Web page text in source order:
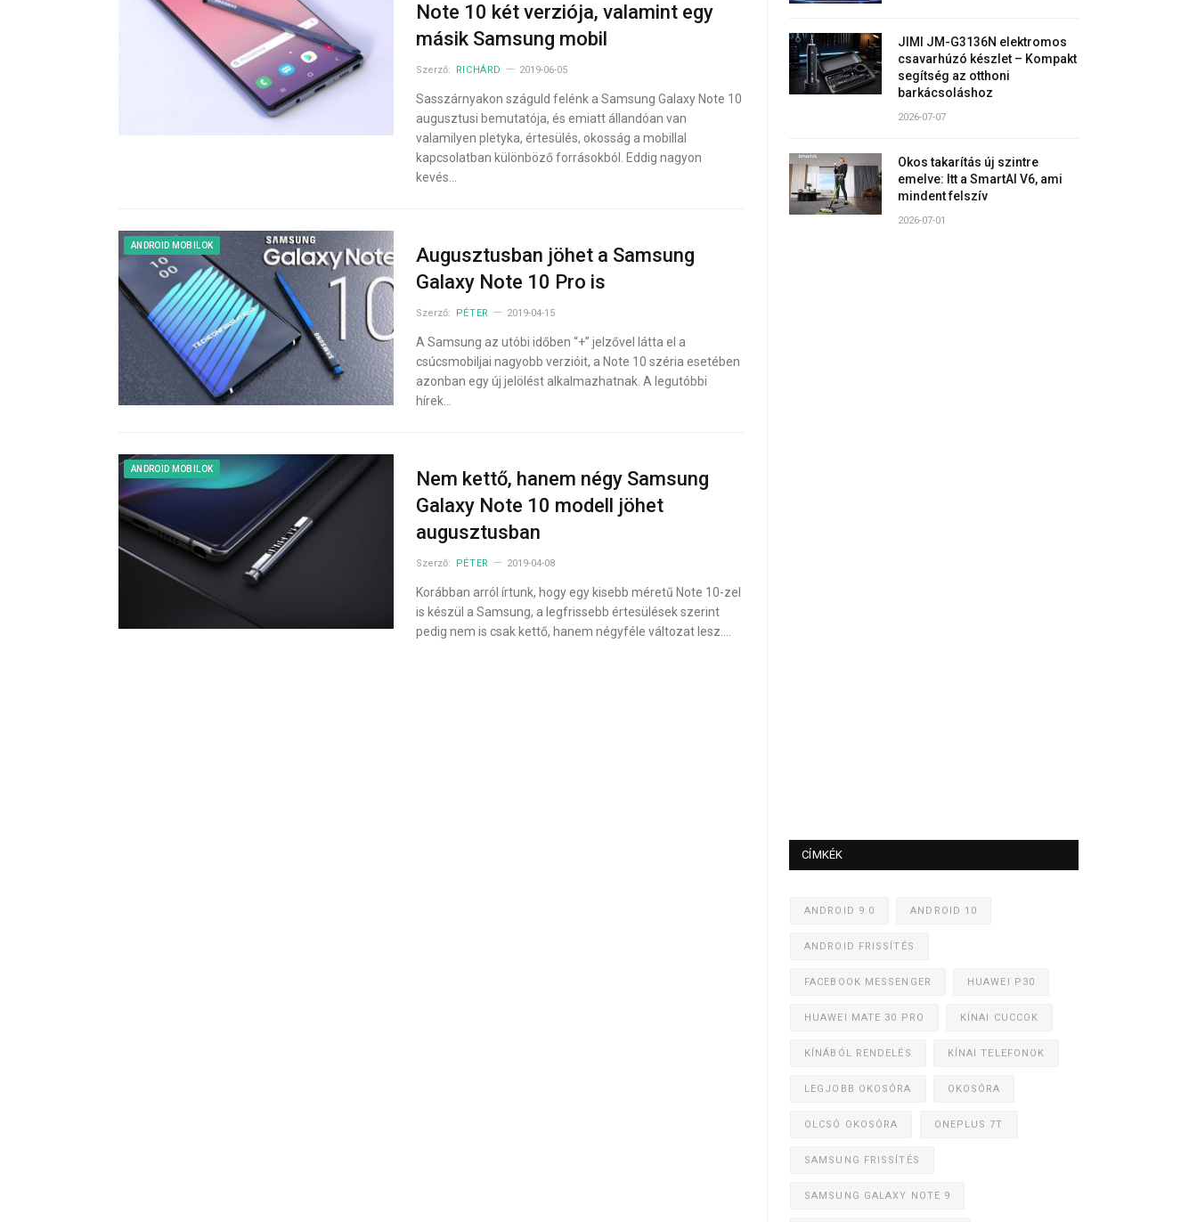
Note 10 két verziója, valamint egy
másik Samsung mobil
Szerző: RICHÁRD 2019-06-05
Sasszárnyakon száguld felénk a Samsung Galaxy Note 10
augusztusi bemutatója, és emiatt állandóan van
valamilyen pletyka, értesülés, okosság a mobillal
kapcsolatban különböző forrásokból. Eddig nagyon
kevés…
ANDROID MOBILOK
Augusztusban jöhet a Samsung
Galaxy Note 10 Pro is
Szerző: PÉTER 2019-04-15
A Samsung az utóbi időben “+” jelzővel látta el a
csúcsmobiljai nagyobb verzióit, a Note 10 széria esetében
azonban egy új jelölést alkalmazhatnak. A legutóbbi
hírek…
ANDROID MOBILOK
Nem kettő, hanem négy Samsung
Galaxy Note 10 modell jöhet
augusztusban
Szerző: PÉTER 2019-04-08
Korábban arról írtunk, hogy egy kisebb méretű Note 10-zel
is készül a Samsung, a legfrissebb értesülések szerint
pedig nem is csak kettő, hanem négyféle változat lesz.…
JIMI JM-G3136N elektromos
csavarhúzó készlet – Kompakt
segítség az otthoni
barkácsoláshoz
2026-07-07
Okos takarítás új szintre
emelve: Itt a SmartAI V6, ami
mindent felszív
2026-07-01
CÍMKÉK
ANDROID 9.0 ANDROID 10
ANDROID FRISSÍTÉS
FACEBOOK MESSENGER HUAWEI P30
HUAWEI MATE 30 PRO KÍNAI CUCCOK
KÍNÁBÓL RENDELÉS KÍNAI TELEFONOK
LEGJOBB OKOSÓRA OKOSÓRA
OLCSÓ OKOSÓRA ONEPLUS 7T
SAMSUNG FRISSÍTÉS
SAMSUNG GALAXY NOTE 9